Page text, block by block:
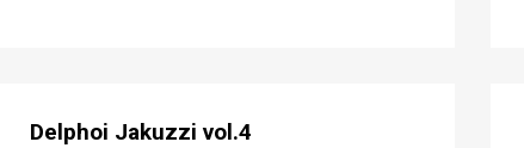
Delphoi Jakuzzi vol.4